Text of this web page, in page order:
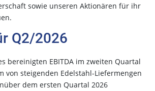
sowie unseren Aktionären für ihr
Q2/2026
bereinigten EBITDA im zweiten Quartal
von steigenden Edelstahl-Liefermengen
dem ersten Quartal 2026